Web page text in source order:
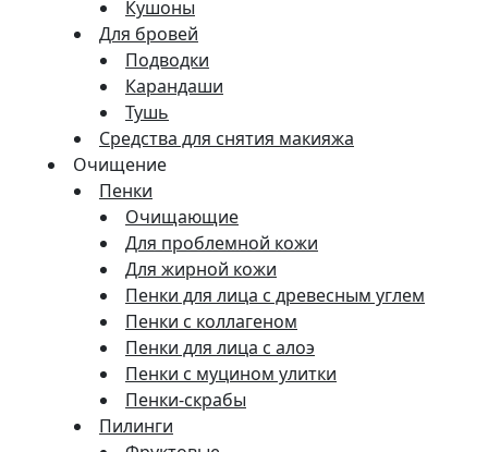
Кушоны
Для бровей
Подводки
Карандаши
Тушь
Средства для снятия макияжа
Очищение
Пенки
Очищающие
Для проблемной кожи
Для жирной кожи
Пенки для лица с древесным углем
Пенки с коллагеном
Пенки для лица с алоэ
Пенки с муцином улитки
Пенки-скрабы
Пилинги